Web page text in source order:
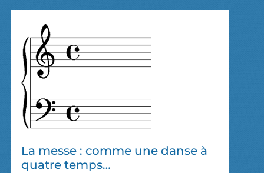
La messe : comme une danse à
quatre temps…